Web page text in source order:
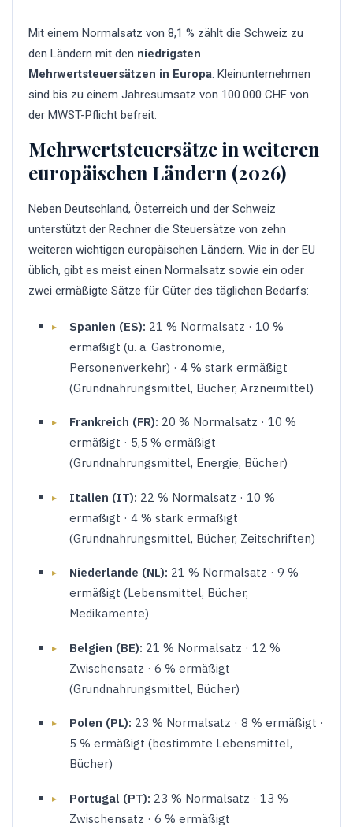
Mit einem Normalsatz von 8,1 % zählt die Schweiz zu
den Ländern mit den niedrigsten
Mehrwertsteuersätzen in Europa . Kleinunternehmen
sind bis zu einem Jahresumsatz von 100.000 CHF von
der MWST-Pflicht befreit.
Mehrwertsteuersätze in weiteren
europäischen Ländern (2026)
Neben Deutschland, Österreich und der Schweiz
unterstützt der Rechner die Steuersätze von zehn
weiteren wichtigen europäischen Ländern. Wie in der EU
üblich, gibt es meist einen Normalsatz sowie ein oder
zwei ermäßigte Sätze für Güter des täglichen Bedarfs:
Spanien (ES): 21 % Normalsatz · 10 %
ermäßigt (u. a. Gastronomie,
Personenverkehr) · 4 % stark ermäßigt
(Grundnahrungsmittel, Bücher, Arzneimittel)
Frankreich (FR): 20 % Normalsatz · 10 %
ermäßigt · 5,5 % ermäßigt
(Grundnahrungsmittel, Energie, Bücher)
Italien (IT): 22 % Normalsatz · 10 %
ermäßigt · 4 % stark ermäßigt
(Grundnahrungsmittel, Bücher, Zeitschriften)
Niederlande (NL): 21 % Normalsatz · 9 %
ermäßigt (Lebensmittel, Bücher,
Medikamente)
Belgien (BE): 21 % Normalsatz · 12 %
Zwischensatz · 6 % ermäßigt
(Grundnahrungsmittel, Bücher)
Polen (PL): 23 % Normalsatz · 8 % ermäßigt ·
5 % ermäßigt (bestimmte Lebensmittel,
Bücher)
Portugal (PT): 23 % Normalsatz · 13 %
Zwischensatz · 6 % ermäßigt